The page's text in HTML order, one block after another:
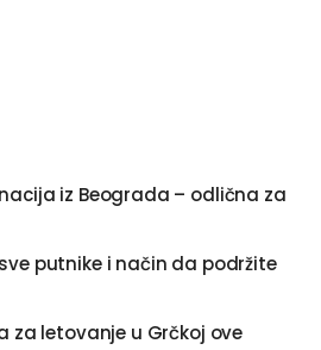
iz Beograda – odlična za
putnike i način da podržite
za letovanje u Grčkoj ove